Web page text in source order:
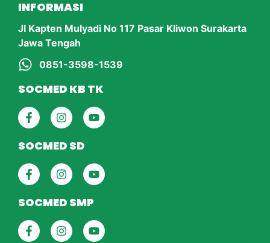
INFORMASI
Jl Kapten Mulyadi No 117 Pasar Kliwon Surakarta
Jawa Tengah
0851-3598-1539
SOCMED KB TK
SOCMED SD
SOCMED SMP